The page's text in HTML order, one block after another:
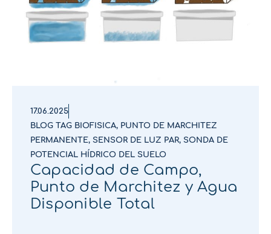
17.06.2025
BLOG TAG BIOFISICA, PUNTO DE MARCHITEZ
PERMANENTE, SENSOR DE LUZ PAR, SONDA DE
POTENCIAL HÍDRICO DEL SUELO
Capacidad de Campo,
Punto de Marchitez y Agua
Disponible Total